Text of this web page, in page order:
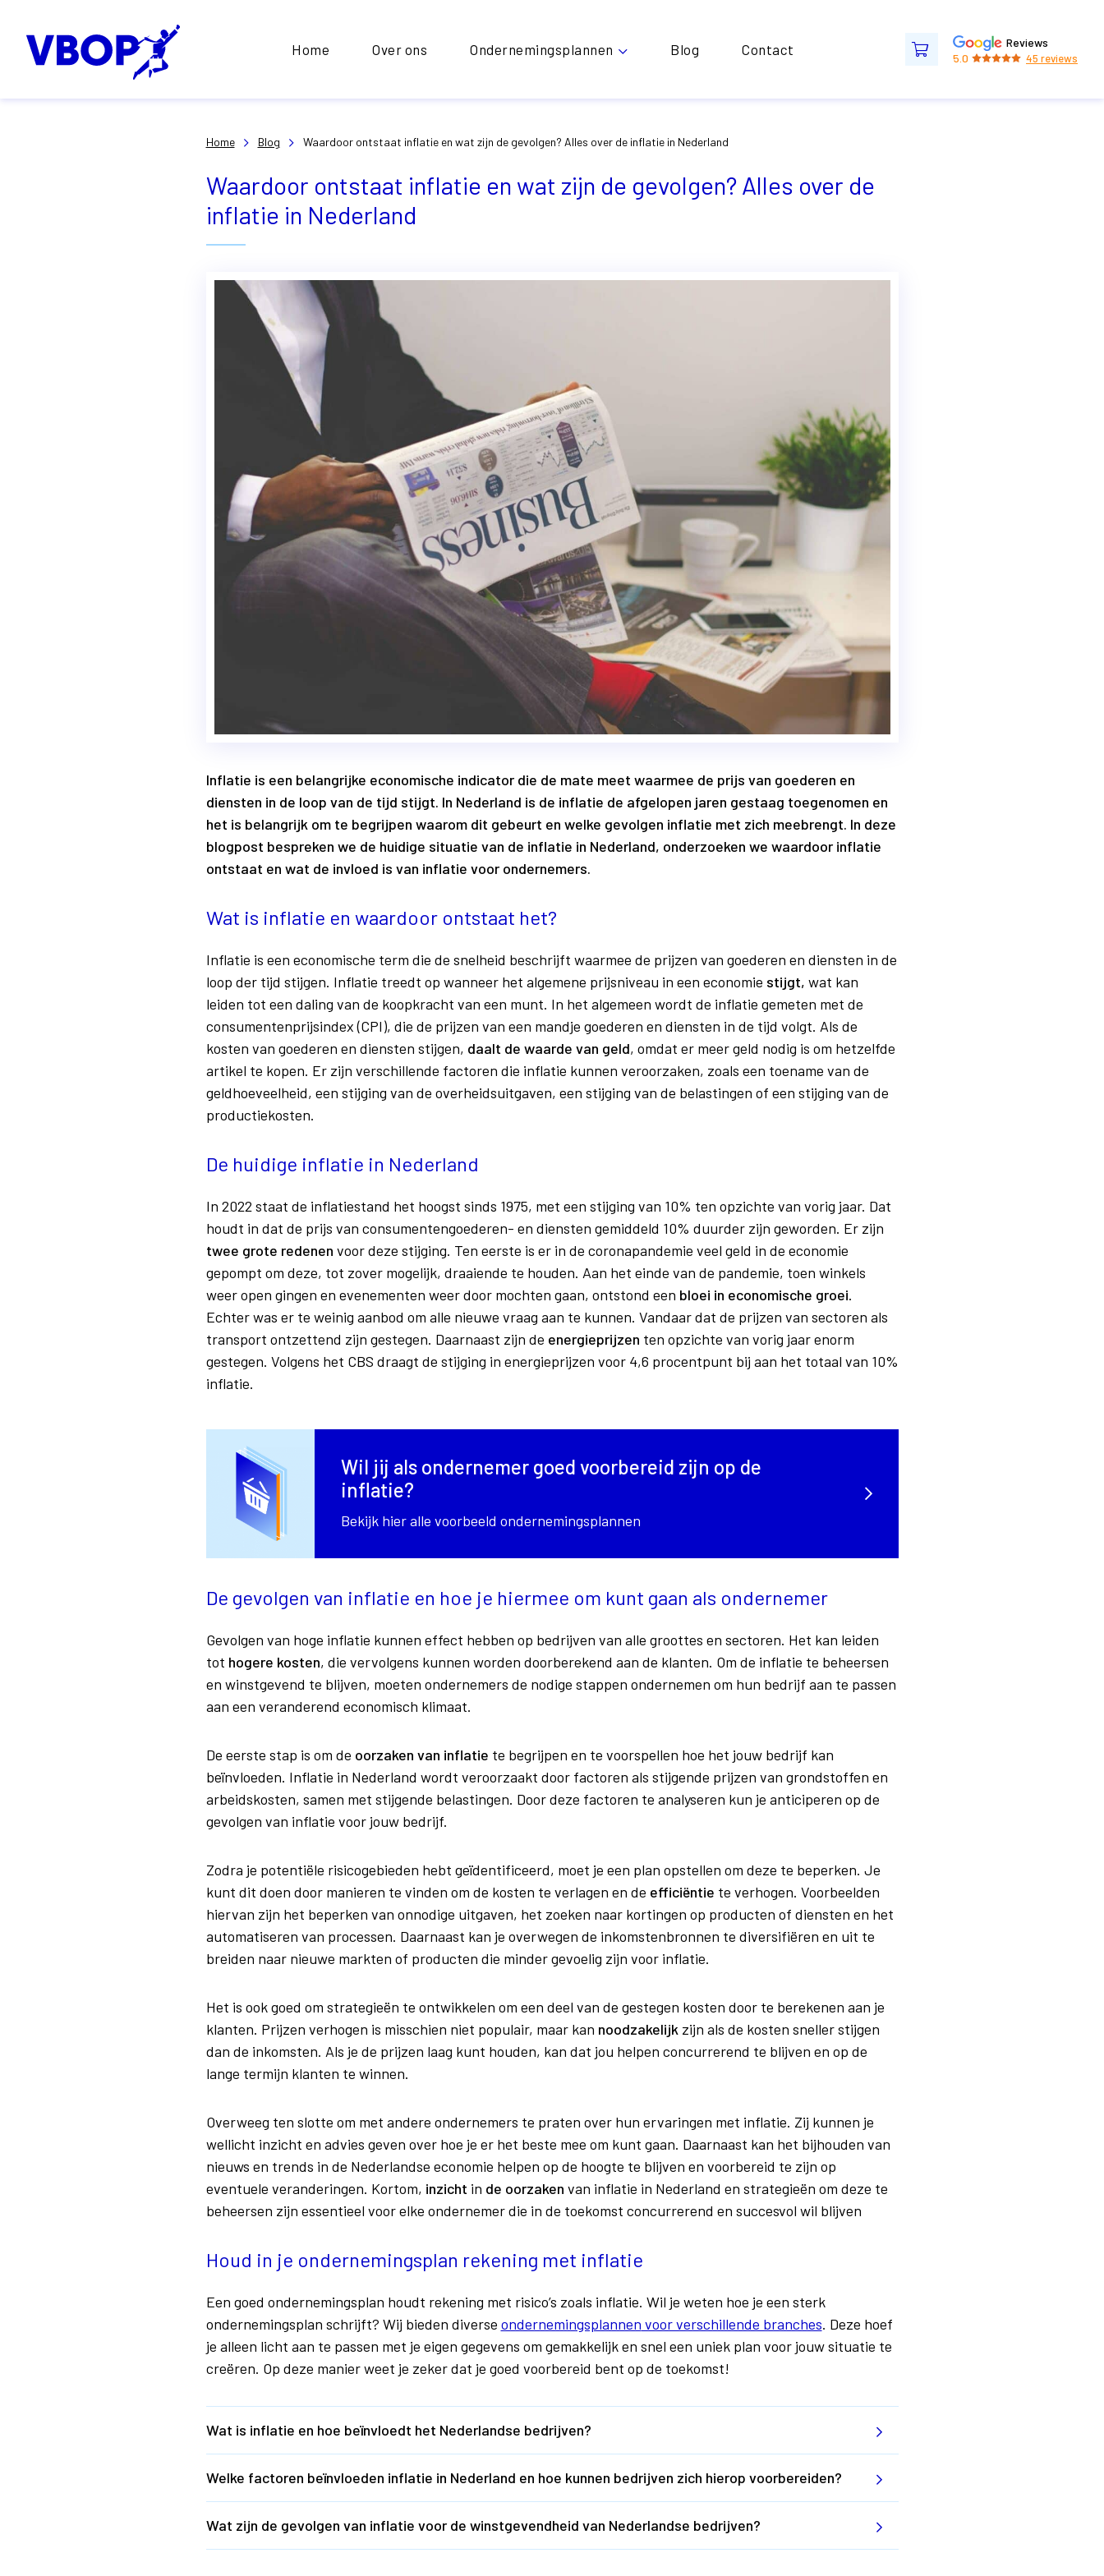
Home Over ons Ondernemingsplannen Blog Contact
Reviews
5.0
45 reviews
Home Blog Waardoor ontstaat inflatie en wat zijn de gevolgen? Alles over de inflatie in Nederland
Waardoor ontstaat inflatie en wat zijn de gevolgen? Alles over de
inflatie in Nederland
Inflatie is een belangrijke economische indicator die de mate meet waarmee de prijs van goederen en
diensten in de loop van de tijd stijgt. In Nederland is de inflatie de afgelopen jaren gestaag toegenomen en
het is belangrijk om te begrijpen waarom dit gebeurt en welke gevolgen inflatie met zich meebrengt. In deze
blogpost bespreken we de huidige situatie van de inflatie in Nederland, onderzoeken we waardoor inflatie
ontstaat en wat de invloed is van inflatie voor ondernemers.
Wat is inflatie en waardoor ontstaat het?
Inflatie is een economische term die de snelheid beschrijft waarmee de prijzen van goederen en diensten in de
loop der tijd stijgen. Inflatie treedt op wanneer het algemene prijsniveau in een economie stijgt, wat kan
leiden tot een daling van de koopkracht van een munt. In het algemeen wordt de inflatie gemeten met de
consumentenprijsindex (CPI), die de prijzen van een mandje goederen en diensten in de tijd volgt. Als de
kosten van goederen en diensten stijgen, daalt de waarde van geld, omdat er meer geld nodig is om hetzelfde
artikel te kopen. Er zijn verschillende factoren die inflatie kunnen veroorzaken, zoals een toename van de
geldhoeveelheid, een stijging van de overheidsuitgaven, een stijging van de belastingen of een stijging van de
productiekosten.
De huidige inflatie in Nederland
In 2022 staat de inflatiestand het hoogst sinds 1975, met een stijging van 10% ten opzichte van vorig jaar. Dat
houdt in dat de prijs van consumentengoederen- en diensten gemiddeld 10% duurder zijn geworden. Er zijn
twee grote redenen voor deze stijging. Ten eerste is er in de coronapandemie veel geld in de economie
gepompt om deze, tot zover mogelijk, draaiende te houden. Aan het einde van de pandemie, toen winkels
weer open gingen en evenementen weer door mochten gaan, ontstond een bloei in economische groei.
Echter was er te weinig aanbod om alle nieuwe vraag aan te kunnen. Vandaar dat de prijzen van sectoren als
transport ontzettend zijn gestegen. Daarnaast zijn de energieprijzen ten opzichte van vorig jaar enorm
gestegen. Volgens het CBS draagt de stijging in energieprijzen voor 4,6 procentpunt bij aan het totaal van 10%
inflatie.
Wil jij als ondernemer goed voorbereid zijn op de
inflatie?
Bekijk hier alle voorbeeld ondernemingsplannen
De gevolgen van inflatie en hoe je hiermee om kunt gaan als ondernemer
Gevolgen van hoge inflatie kunnen effect hebben op bedrijven van alle groottes en sectoren. Het kan leiden
tot hogere kosten, die vervolgens kunnen worden doorberekend aan de klanten. Om de inflatie te beheersen
en winstgevend te blijven, moeten ondernemers de nodige stappen ondernemen om hun bedrijf aan te passen
aan een veranderend economisch klimaat.
De eerste stap is om de oorzaken van inflatie te begrijpen en te voorspellen hoe het jouw bedrijf kan
beïnvloeden. Inflatie in Nederland wordt veroorzaakt door factoren als stijgende prijzen van grondstoffen en
arbeidskosten, samen met stijgende belastingen. Door deze factoren te analyseren kun je anticiperen op de
gevolgen van inflatie voor jouw bedrijf.
Zodra je potentiële risicogebieden hebt geïdentificeerd, moet je een plan opstellen om deze te beperken. Je
kunt dit doen door manieren te vinden om de kosten te verlagen en de efficiëntie te verhogen. Voorbeelden
hiervan zijn het beperken van onnodige uitgaven, het zoeken naar kortingen op producten of diensten en het
automatiseren van processen. Daarnaast kan je overwegen de inkomstenbronnen te diversifiëren en uit te
breiden naar nieuwe markten of producten die minder gevoelig zijn voor inflatie.
Het is ook goed om strategieën te ontwikkelen om een deel van de gestegen kosten door te berekenen aan je
klanten. Prijzen verhogen is misschien niet populair, maar kan noodzakelijk zijn als de kosten sneller stijgen
dan de inkomsten. Als je de prijzen laag kunt houden, kan dat jou helpen concurrerend te blijven en op de
lange termijn klanten te winnen.
Overweeg ten slotte om met andere ondernemers te praten over hun ervaringen met inflatie. Zij kunnen je
wellicht inzicht en advies geven over hoe je er het beste mee om kunt gaan. Daarnaast kan het bijhouden van
nieuws en trends in de Nederlandse economie helpen op de hoogte te blijven en voorbereid te zijn op
eventuele veranderingen. Kortom, inzicht in de oorzaken van inflatie in Nederland en strategieën om deze te
beheersen zijn essentieel voor elke ondernemer die in de toekomst concurrerend en succesvol wil blijven
Houd in je ondernemingsplan rekening met inflatie
Een goed ondernemingsplan houdt rekening met risico’s zoals inflatie. Wil je weten hoe je een sterk
ondernemingsplan schrijft? Wij bieden diverse ondernemingsplannen voor verschillende branches. Deze hoef
je alleen licht aan te passen met je eigen gegevens om gemakkelijk en snel een uniek plan voor jouw situatie te
creëren. Op deze manier weet je zeker dat je goed voorbereid bent op de toekomst!
Wat is inflatie en hoe beïnvloedt het Nederlandse bedrijven?
Welke factoren beïnvloeden inflatie in Nederland en hoe kunnen bedrijven zich hierop voorbereiden?
Wat zijn de gevolgen van inflatie voor de winstgevendheid van Nederlandse bedrijven?